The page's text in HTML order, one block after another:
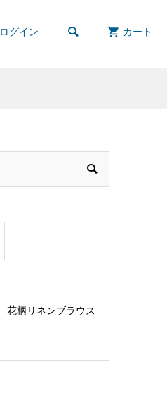
ログイン  カート
花柄リネンブラウス